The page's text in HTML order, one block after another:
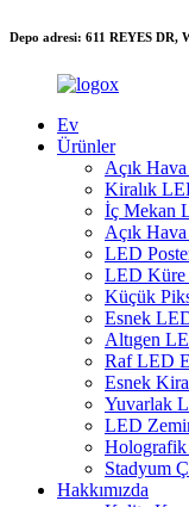
Depo adresi: 611 REYES DR,
Ev
Ürünler
Açık
Kiralık
İç Mekan
Açık
LED
LED Küre
Küçük
Esnek
Altıgen
Raf LED
Esnek
Yuvarlak
LED
Stadyum
Hakkımızda